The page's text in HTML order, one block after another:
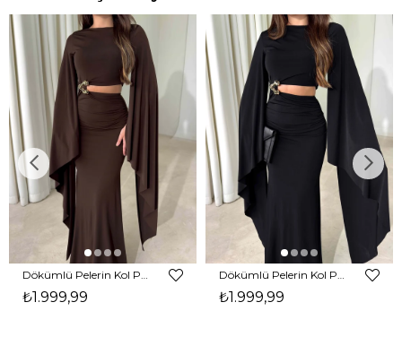
Dökümlü Pelerin Kol Pencere Detaylı Maxi Kahverengi Arlev Kadın Elbise 26Y511
₺1.999,99
Dökümlü Pelerin Kol Pencere Detaylı Maxi Siyah Arlev Kadın Elbise 26Y511
₺1.999,99